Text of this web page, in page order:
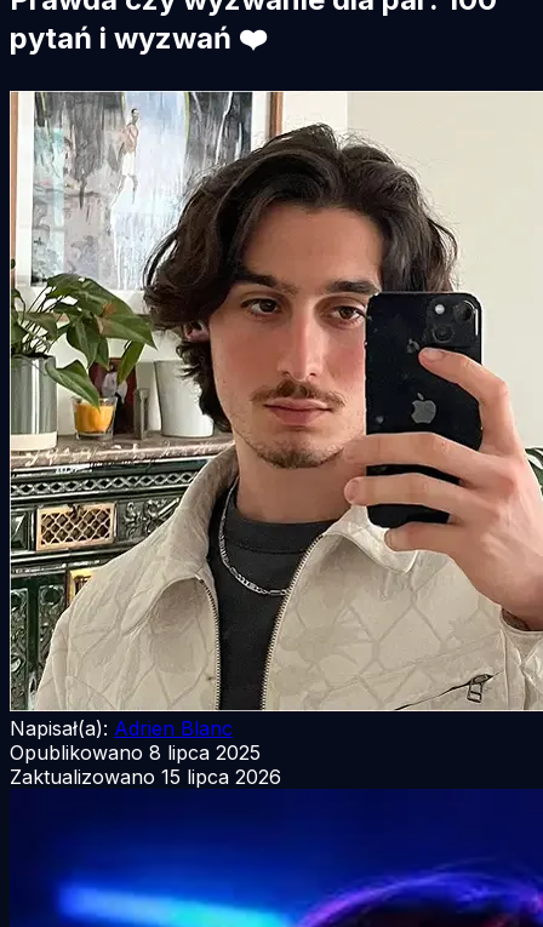
pytań i wyzwań ❤️
Napisał(a): Adrien Blanc
Opublikowano 8 lipca 2025
Zaktualizowano 15 lipca 2026